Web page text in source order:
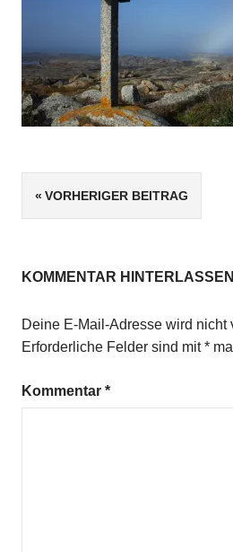
VORHERIGER BEITRAG
KOMMENTAR HINTERLASSEN
Deine E-Mail-Adresse wird nicht
Erforderliche Felder sind mit*
Kommentar *